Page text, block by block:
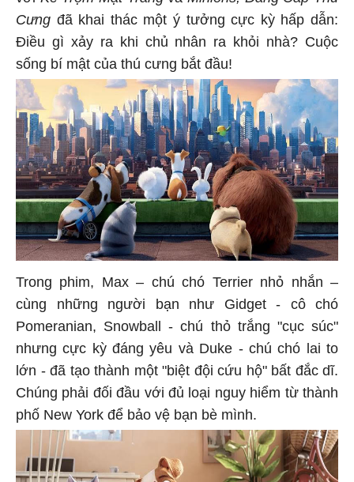
Cưng đã khai thác một ý tưởng cực kỳ hấp dẫn:
Điều gì xảy ra khi chủ nhân ra khỏi nhà? Cuộc
sống bí mật của thú cưng bắt đầu!
Trong phim, Max – chú chó Terrier nhỏ nhắn –
cùng những người bạn như Gidget - cô chó
Pomeranian, Snowball - chú thỏ trắng "cục súc"
nhưng cực kỳ đáng yêu và Duke - chú chó lai to
lớn - đã tạo thành một "biệt đội cứu hộ" bất đắc dĩ.
Chúng phải đối đầu với đủ loại nguy hiểm từ thành
phố New York để bảo vệ bạn bè mình.